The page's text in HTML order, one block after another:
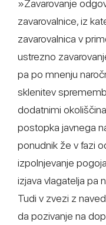
»Zavarovanje
zavarovalnice, iz
zavarovalnica v
ustrezno
pa po mnenju
sklenitev
dodatnimi
postopka javnega
ponudnik že v fazi
izpolnjevanje
izjava vlagatelja pa
Tudi v zvezi z
da pozivanje na